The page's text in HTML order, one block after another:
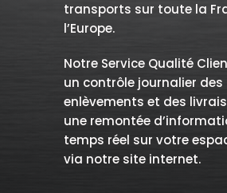
transports sur toute la
l’Europe.
Notre Service Qualité
un contrôle journalier des
enlèvements et des
une remontée
temps réel sur votre
via notre site internet.